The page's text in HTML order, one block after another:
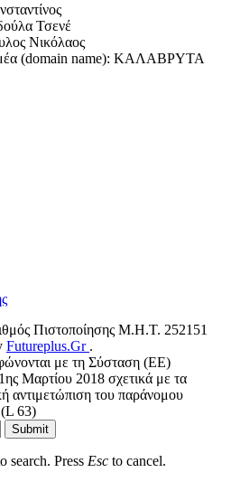
Τσενέ
Νικόλαος
(domain name): ΚΑΛΑΒΡΥΤΑ
Πιστοποίησης Μ.Η.Τ. 252151
Futureplus.Gr .
με τη Σύσταση (ΕΕ)
Μαρτίου 2018 σχετικά με τα
αντιμετώπιση του παράνομου
(L 63)
Submit
search. Press Esc to cancel.